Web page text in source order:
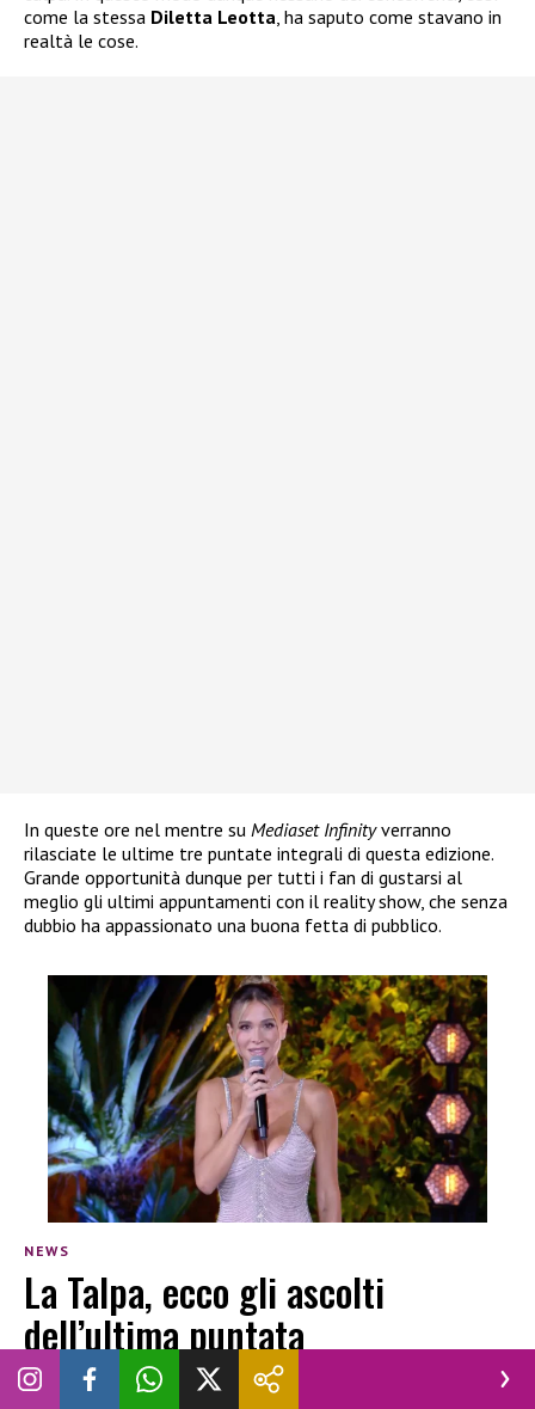
come la stessa Diletta Leotta , ha saputo come stavano in
realtà le cose.
In queste ore nel mentre su Mediaset Infinityverranno
rilasciate le ultime tre puntate integrali di questa edizione.
Grande opportunità dunque per tutti i fan di gustarsi al
meglio gli ultimi appuntamenti con il reality show, che senza
dubbio ha appassionato una buona fetta di pubblico.
NEWS
La Talpa, ecco gli ascolti
dell’ultima puntata
VINCENZO CHIANESE 26 NOVEMBRE 2024